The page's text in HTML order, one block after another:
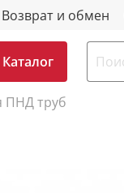
Возврат и обмен
Каталог
ПНД труб